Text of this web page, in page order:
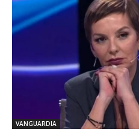
VANGUARDIA